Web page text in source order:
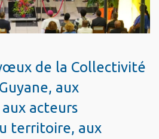
de la Collectivité
aux
acteurs
territoire, aux